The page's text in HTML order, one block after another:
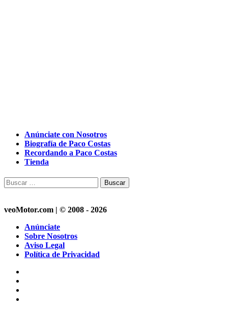
Anúnciate con Nosotros
Biografía de Paco Costas
Recordando a Paco Costas
Tienda
Buscar:
veoMotor.com | © 2008 - 2026
Anúnciate
Sobre Nosotros
Aviso Legal
Política de Privacidad